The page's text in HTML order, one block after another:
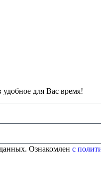
для Вас время!
Ознакомлен с